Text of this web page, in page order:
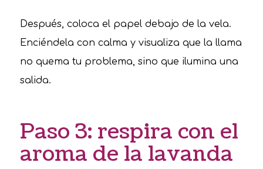
Después, coloca el papel debajo de la vela.
Enciéndela con calma y visualiza que la llama
no quema tu problema, sino que ilumina una
salida.
Paso 3: respira con el
aroma de la lavanda